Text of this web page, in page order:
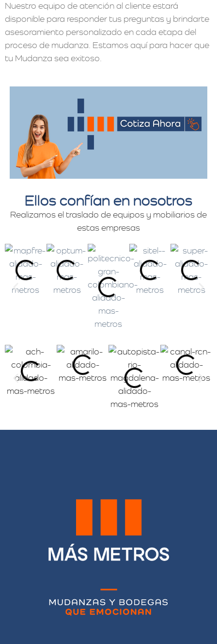
Nuestro equipo de atención al cliente estará
disponible para responder tus preguntas y brindarte
asesoramiento personalizado en cada etapa del
proceso de mudanza. Estamos aquí para hacer que
tu Mudanza sea exitoso.
Ellos confían en nosotros
Realizamos el traslado de equipos y mobiliarios de
estas empresas